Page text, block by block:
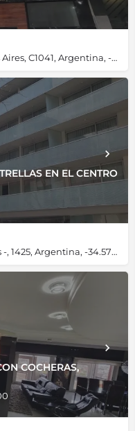
Sarmiento 839, San Nicolás, Buenos Aires, C1041, Argentina, -34.60478, -58.37857
EN EL CENTRO
Sinclair 2929, Palermo, Buenos Aires -, 1425, Argentina, -34.57621, -58.42394
COCHERAS,